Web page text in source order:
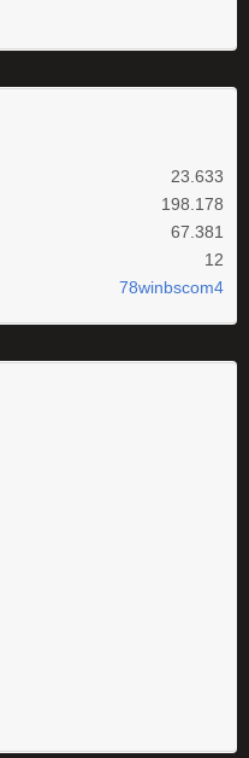
23.633
198.178
67.381
12
78winbscom4